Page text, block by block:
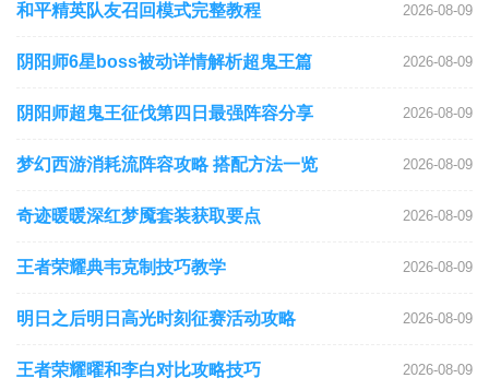
和平精英队友召回模式完整教程 2026-08-09
阴阳师6星boss被动详情解析超鬼王篇 2026-08-09
阴阳师超鬼王征伐第四日最强阵容分享 2026-08-09
梦幻西游消耗流阵容攻略 搭配方法一览 2026-08-09
奇迹暖暖深红梦魇套装获取要点 2026-08-09
王者荣耀典韦克制技巧教学 2026-08-09
明日之后明日高光时刻征赛活动攻略 2026-08-09
王者荣耀曜和李白对比攻略技巧 2026-08-09